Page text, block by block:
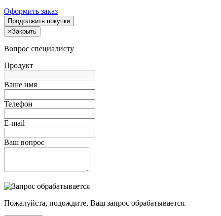
Оформить заказ
Продолжить покупки
×Закрыть
Вопрос специалисту
Продукт
Ваше имя
Телефон
E-mail
Ваш вопрос
Пожалуйста, подождите, Ваш запрос обрабатывается.